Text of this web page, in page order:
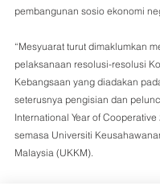
pembangunan sosio ekonomi
“Mesyuarat turut dimaklumkan
pelaksanaan resolusi-resolusi
Kebangsaan yang diadakan
seterusnya pengisian dan
International Year of
semasa Universiti
Malaysia (UKKM).